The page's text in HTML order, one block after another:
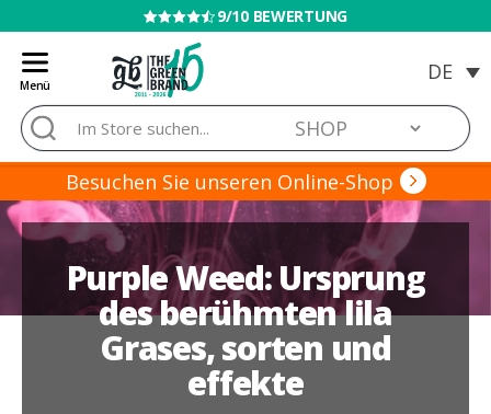
VERKAUF AN MINDERJÄHRIGE VERBOTEN
Menü
Blog
Grow
Barato
Suche
nach:
Besuchen Sie unseren Online-Shop
Purple Weed: Ursprung
des berühmten lila
Grases, sorten und
effekte